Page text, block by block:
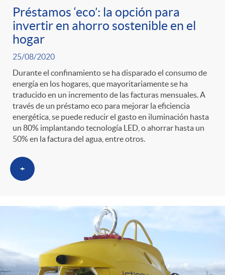
Préstamos ‘eco’: la opción para
invertir en ahorro sostenible en el
hogar
25/08/2020
Durante el confinamiento se ha disparado el consumo de
energía en los hogares, que mayoritariamente se ha
traducido en un incremento de las facturas mensuales. A
través de un préstamo eco para mejorar la eficiencia
energética, se puede reducir el gasto en iluminación hasta
un 80% implantando tecnología LED, o ahorrar hasta un
50% en la factura del agua, entre otros.
+